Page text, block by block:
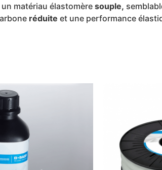
matériau élastomère souple,
réduite et une performance